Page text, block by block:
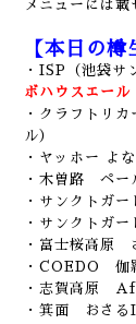
メニューには
【本日の樽
・ISP（池袋サ
ボハウスエール
・クラフトリ
ル）
・ヤッホー よ
・木曽路 ペー
・サンクトガ
・サンクトガ
・富士桜高原
・COEDO 伽
・志賀高原
・箕面 おさる